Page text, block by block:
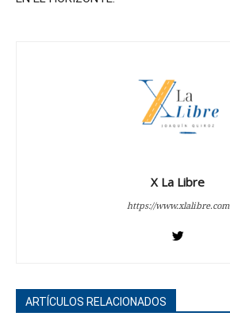
X La Libre
https://www.xlalibre.com
ARTÍCULOS RELACIONADOS